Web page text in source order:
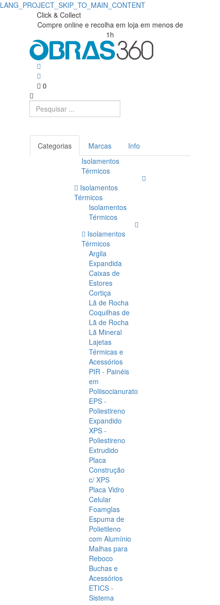
LANG_PROJECT_SKIP_TO_MAIN_CONTENT
Click & Collect
Compre online e recolha em loja em menos de
1h
0
Categorias Marcas
Info
Isolamentos
Térmicos
Isolamentos
Térmicos
Isolamentos
Térmicos
Isolamentos
Térmicos
Argila
Expandida
Caixas de
Estores
Cortiça
Lã de Rocha
Coquilhas de
Lã de Rocha
Lã Mineral
Lajetas
Térmicas e
Acessórios
PIR - Painéis
em
Poliisocianurato
EPS -
Poliestireno
Expandido
XPS -
Poliestireno
Extrudido
Placa
Construção
c/ XPS
Placa Vidro
Celular
Foamglas
Espuma de
Polietileno
com Alumínio
Malhas para
Reboco
Buchas e
Acessórios
ETICS -
Sistema